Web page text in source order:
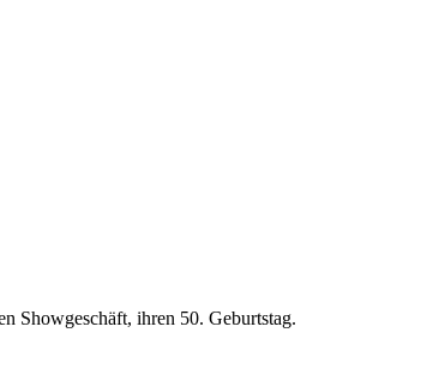
Showgeschäft, ihren 50. Geburtstag.